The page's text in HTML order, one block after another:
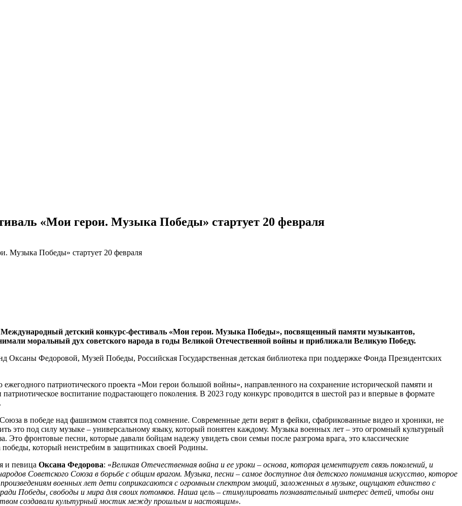
«Мои герои. Музыка Победы» стартует 20 февраля
Музыка Победы» стартует 20 февраля
Международный детский конкурс-фестиваль «Мои герои. Музыка Победы», посвященный памяти музыкантов,
моральный дух советского народа в годы Великой Отечественной войны и приближали Великую Победу.
Оксаны Федоровой, Музей Победы, Российская Государственная детская библиотека при поддержке Фонда Президентских
патриотического проекта «Мои герои большой войны», направленного на сохранение исторической памяти и
воспитание подрастающего поколения. В 2023 году конкурс проводится в шестой раз и впервые в формате
в победе над фашизмом ставятся под сомнение. Современные дети верят в фейки, сфабрикованные видео и хроники, не
это под силу музыке – универсальному языку, который понятен каждому. Музыка военных лет – это огромный культурный
фронтовые песни, которые давали бойцам надежу увидеть свои семьи после разгрома врага, это классические
который неистребим в защитниках своей Родины.
и певица Оксана Федорова: «Великая Отечественная война и ее уроки – основа, которая цементирует связь поколений, и
Советского Союза в борьбе с общим врагом. Музыка, песни – самое доступное для детского понимания искусство, которое
военных лет дети соприкасаются с огромным спектром эмоций, заложенных в музыке, ощущают единство с
Победы, свободы и мира для своих потомков. Наша цель – стимулировать познавательный интерес детей, чтобы они
создавали культурный мостик между прошлым и настоящим».